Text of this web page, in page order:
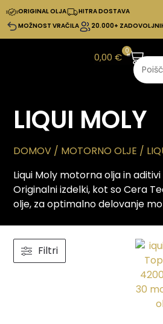
ORIGINAL OLJA
HITRA DOSTAVA
MOŽNOST VRAČILA
20.000+
0,00€
0
LIQUI MOLY
DOMOV / MOTORNO OLJE /
Liqui Moly motorna olja in
Originalni izdelki, kot so Cera
olje, za optimalno delovanje
Filtri